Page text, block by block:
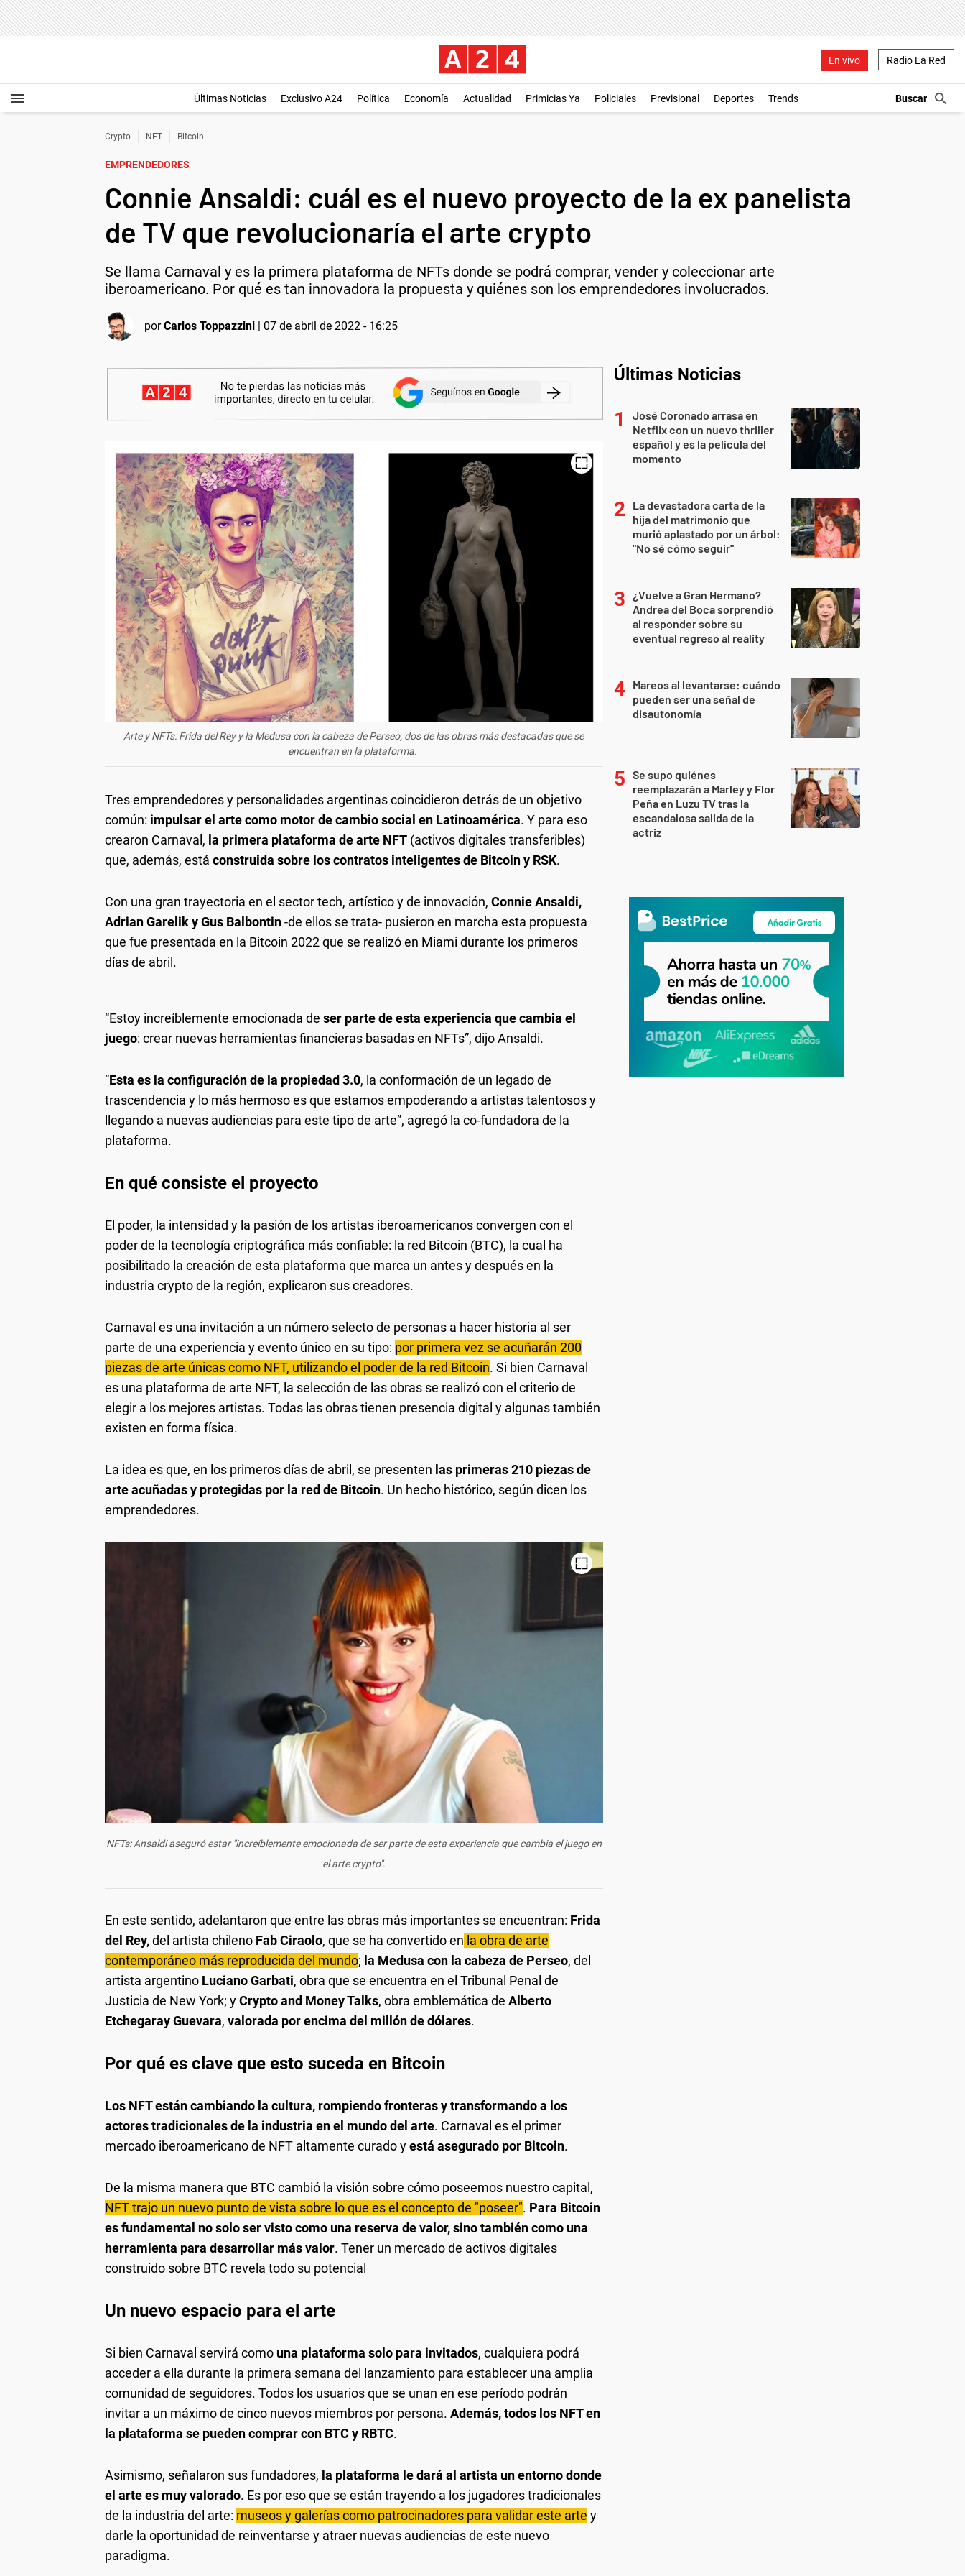
En vivo Radio La Red
Últimas Noticias Exclusivo A24 Política Economía Actualidad Primicias Ya Policiales Previsional Deportes Trends
Crypto NFT Bitcoin
EMPRENDEDORES
Connie Ansaldi: cuál es el nuevo proyecto de la ex panelista
de TV que revolucionaría el arte crypto
Se llama Carnaval y es la primera plataforma de NFTs donde se podrá comprar, vender y coleccionar arte
iberoamericano. Por qué es tan innovadora la propuesta y quiénes son los emprendedores involucrados.
porCarlos Toppazzini | 07 de abril de 2022 - 16:25
Arte y NFTs: Frida del Rey y la Medusa con la cabeza de Perseo, dos de las obras más destacadas que se
encuentran en la plataforma.
Tres emprendedores y personalidades argentinas coincidieron detrás de un objetivo
común: impulsar el arte como motor de cambio social en Latinoamérica. Y para eso
crearon Carnaval, la primera plataforma de arte NFT (activos digitales transferibles)
que, además, está construida sobre los contratos inteligentes de Bitcoin y RSK.
Con una gran trayectoria en el sector tech, artístico y de innovación, Connie Ansaldi,
Adrian Garelik y Gus Balbontin-de ellos se trata- pusieron en marcha esta propuesta
que fue presentada en la Bitcoin 2022 que se realizó en Miami durante los primeros
días de abril.
“Estoy increíblemente emocionada de ser parte de esta experiencia que cambia el
juego: crear nuevas herramientas financieras basadas en NFTs”, dijo Ansaldi.
“Esta es la configuración de la propiedad 3.0, la conformación de un legado de
trascendencia y lo más hermoso es que estamos empoderando a artistas talentosos y
llegando a nuevas audiencias para este tipo de arte”, agregó la co-fundadora de la
plataforma.
En qué consiste el proyecto
El poder, la intensidad y la pasión de los artistas iberoamericanos convergen con el
poder de la tecnología criptográfica más confiable: la red Bitcoin (BTC), la cual ha
posibilitado la creación de esta plataforma que marca un antes y después en la
industria crypto de la región, explicaron sus creadores.
Carnaval es una invitación a un número selecto de personas a hacer historia al ser
parte de una experiencia y evento único en su tipo: por primera vez se acuñarán 200
piezas de arte únicas como NFT, utilizando el poder de la red Bitcoin. Si bien Carnaval
es una plataforma de arte NFT, la selección de las obras se realizó con el criterio de
elegir a los mejores artistas. Todas las obras tienen presencia digital y algunas también
existen en forma física.
La idea es que, en los primeros días de abril, se presenten las primeras 210 piezas de
arte acuñadas y protegidas por la red de Bitcoin. Un hecho histórico, según dicen los
emprendedores.
NFTs: Ansaldi aseguró estar "increíblemente emocionada de ser parte de esta experiencia que cambia el juego en
el arte crypto".
En este sentido, adelantaron que entre las obras más importantes se encuentran: Frida
del Rey,del artista chileno Fab Ciraolo, que se ha convertido en la obra de arte
contemporáneo más reproducida del mundo; la Medusa con la cabeza de Perseo, del
artista argentino Luciano Garbati, obra que se encuentra en el Tribunal Penal de
Justicia de New York; yCrypto and Money Talks, obra emblemática de Alberto
Etchegaray Guevara, valorada por encima del millón de dólares.
Por qué es clave que esto suceda en Bitcoin
Los NFT están cambiando la cultura, rompiendo fronteras y transformando a los
actores tradicionales de la industria en el mundo del arte. Carnaval es el primer
mercado iberoamericano de NFT altamente curado yestá asegurado por Bitcoin.
De la misma manera que BTC cambió la visión sobre cómo poseemos nuestro capital,
NFT trajo un nuevo punto de vista sobre lo que es el concepto de "poseer". Para Bitcoin
es fundamental no solo ser visto como una reserva de valor, sino también como una
herramienta para desarrollar más valor. Tener un mercado de activos digitales
construido sobre BTC revela todo su potencial
Un nuevo espacio para el arte
Si bien Carnaval servirá como una plataforma solo para invitados, cualquiera podrá
acceder a ella durante la primera semana del lanzamiento para establecer una amplia
comunidad de seguidores. Todos los usuarios que se unan en ese período podrán
invitar a un máximo de cinco nuevos miembros por persona. Además, todos los NFT en
la plataforma se pueden comprar con BTC y RBTC.
Asimismo, señalaron sus fundadores, la plataforma le dará al artista un entorno donde
el arte es muy valorado. Es por eso que se están trayendo a los jugadores tradicionales
de la industria del arte: museos y galerías como patrocinadores para validar este arte y
darle la oportunidad de reinventarse y atraer nuevas audiencias de este nuevo
paradigma.
Últimas Noticias
José Coronado arrasa en
Netflix con un nuevo thriller
español y es la película del
momento
La devastadora carta de la
hija del matrimonio que
murió aplastado por un árbol:
"No sé cómo seguir"
¿Vuelve a Gran Hermano?
Andrea del Boca sorprendió
al responder sobre su
eventual regreso al reality
Mareos al levantarse: cuándo
pueden ser una señal de
disautonomía
Se supo quiénes
reemplazarán a Marley y Flor
Peña en Luzu TV tras la
escandalosa salida de la
actriz